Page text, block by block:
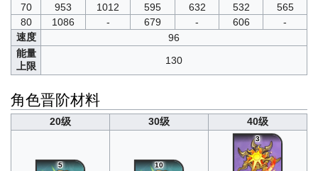
70 953 1012 595 632 532
565
80
1086 - 679 - 606
-
速度
96
能量
上限
130
角色晋阶材料
20级 30级 40级
5 10
3